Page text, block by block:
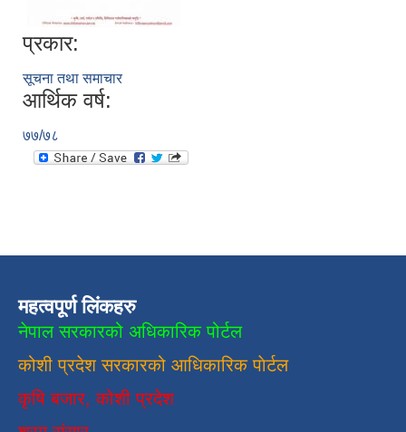
प्रकार:
सूचना तथा समाचार
आर्थिक वर्ष:
७७/७८
महत्वपूर्ण लिंकहरु
नेपाल सरकारको अधिकारिक पोर्टल
कोशी प्रदेश सरकारको आधिकारिकपाेर्टल
कृषि बजार, कोशी प्रदेश